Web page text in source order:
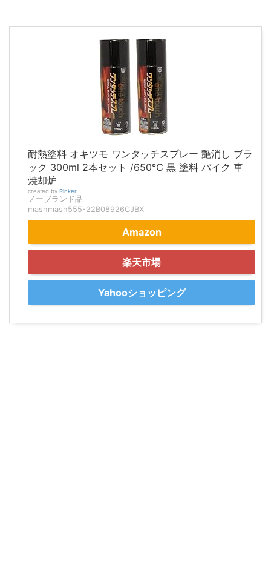
耐熱塗料 オキツモ ワンタッチスプレー 艶消し ブラ
ック 300ml 2本セット /650℃ 黒 塗料 バイク 車
焼却炉
created by Rinker
ノーブランド品
mashmash555-22B08926CJBX
Amazon
楽天市場
Yahooショッピング